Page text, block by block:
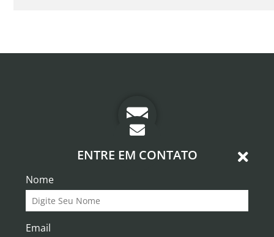
ENTRE EM CONTATO
Nome
Email